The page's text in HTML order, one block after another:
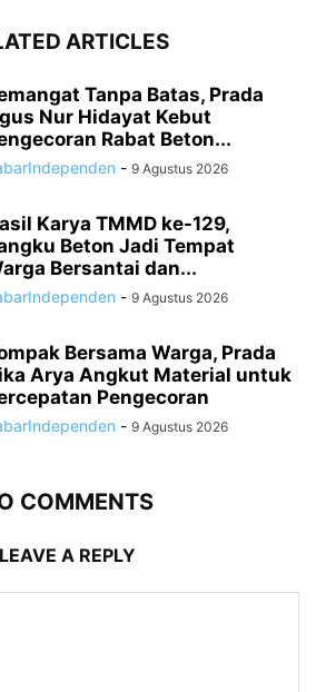
ARTICLES
Tanpa Batas, Prada
Nur Hidayat Kebut
Rabat Beton...
- 9 Agustus 2026
Karya TMMD ke-129,
Beton Jadi Tempat
Bersantai dan...
- 9 Agustus 2026
Bersama Warga, Prada
Arya Angkut Material untuk
Pengecoran
- 9 Agustus 2026
COMMENTS
LEAVE A REPLY